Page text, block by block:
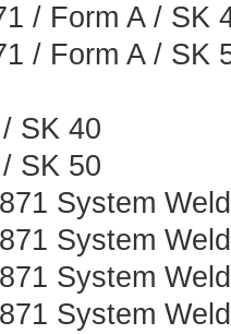
/ Form A / SK
/ Form A / SK
SK 40
SK 50
System
System
System
System